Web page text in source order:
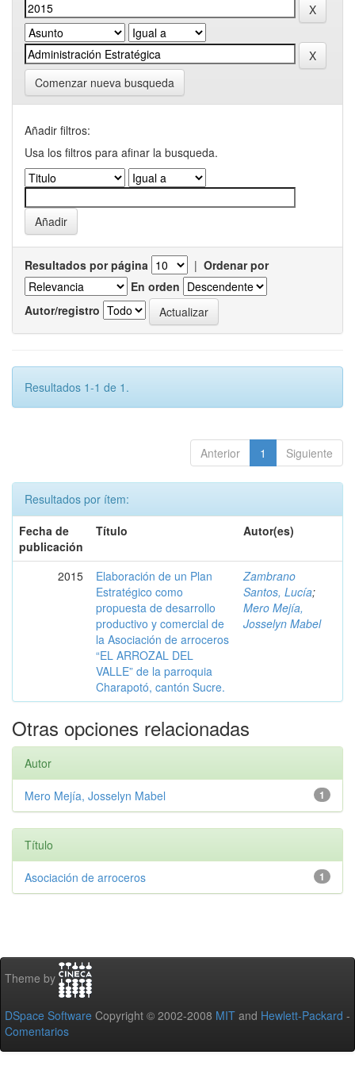
Comenzar nueva busqueda
Añadir filtros:
Usa los filtros para afinar la busqueda.
Resultados por página | Ordenar por
En orden
Autor/registro
Resultados 1-1 de 1.
Anterior 1 Siguiente
Resultados por ítem:
Fecha de
publicación
Título Autor(es)
2015
Elaboración de un Plan
Estratégico como
propuesta de desarrollo
productivo y comercial de
la Asociación de arroceros
“EL ARROZAL DEL
VALLE” de la parroquia
Charapotó, cantón Sucre.
Zambrano
Santos, Lucía;
Mero Mejía,
Josselyn Mabel
Otras opciones relacionadas
Autor
1
Mero Mejía, Josselyn Mabel
Título
1
Asociación de arroceros
Theme by
DSpace Software Copyright © 2002-2008 MIT and Hewlett-Packard -
Comentarios